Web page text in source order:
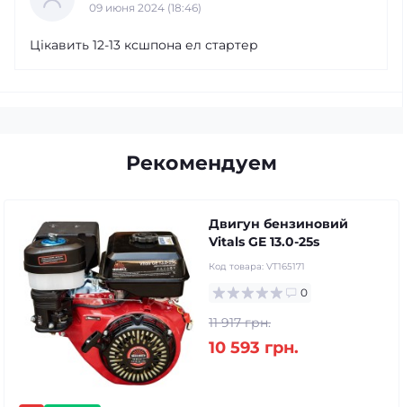
09 июня 2024 (18:46)
Цікавить 12-13 ксшпона ел стартер
Рекомендуем
Двигун бензиновий
Vitals GE 13.0-25s
Код товара: VT165171
0
11 917 грн.
10 593 грн.